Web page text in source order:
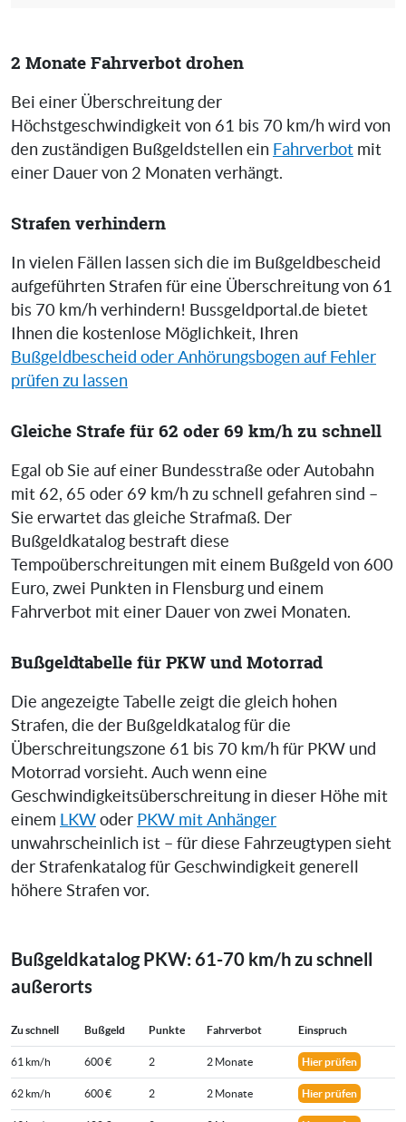
2 Monate Fahrverbot drohen
Bei einer Überschreitung der
Höchstgeschwindigkeit von 61 bis 70 km/h wird von
den zuständigen Bußgeldstellen ein Fahrverbot mit
einer Dauer von 2 Monaten verhängt.
Strafen verhindern
In vielen Fällen lassen sich die im Bußgeldbescheid
aufgeführten Strafen für eine Überschreitung von 61
bis 70 km/h verhindern! Bussgeldportal.de bietet
Ihnen die kostenlose Möglichkeit, Ihren
Bußgeldbescheid oder Anhörungsbogen auf Fehler
prüfen zu lassen
Gleiche Strafe für 62 oder 69 km/h zu schnell
Egal ob Sie auf einer Bundesstraße oder Autobahn
mit 62, 65 oder 69 km/h zu schnell gefahren sind –
Sie erwartet das gleiche Strafmaß. Der
Bußgeldkatalog bestraft diese
Tempoüberschreitungen mit einem Bußgeld von 600
Euro, zwei Punkten in Flensburg und einem
Fahrverbot mit einer Dauer von zwei Monaten.
Bußgeldtabelle für PKW und Motorrad
Die angezeigte Tabelle zeigt die gleich hohen
Strafen, die der Bußgeldkatalog für die
Überschreitungszone 61 bis 70 km/h für PKW und
Motorrad vorsieht. Auch wenn eine
Geschwindigkeitsüberschreitung in dieser Höhe mit
einem LKW oder PKW mit Anhänger
unwahrscheinlich ist – für diese Fahrzeugtypen sieht
der Strafenkatalog für Geschwindigkeit generell
höhere Strafen vor.
Bußgeldkatalog PKW: 61-70 km/h zu schnell
außerorts
Zu schnell Bußgeld Punkte Fahrverbot Einspruch
61 km/h 600 € 2 2 Monate Hier prüfen
62 km/h 600 € 2 2 Monate Hier prüfen